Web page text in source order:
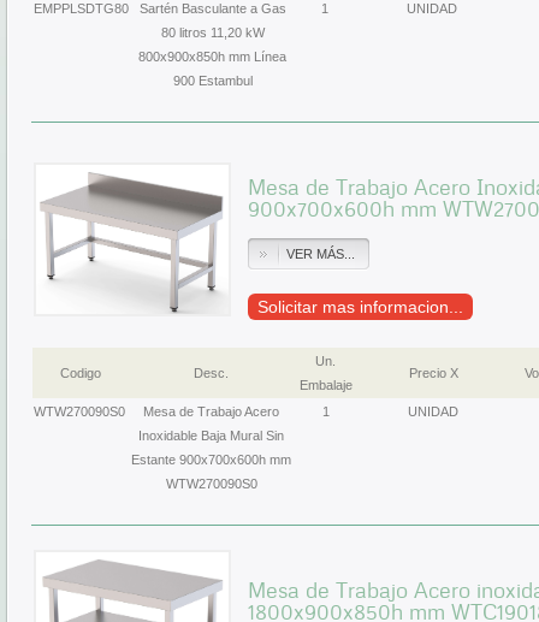
EMPPLSDTG80
Sartén Basculante a Gas
80 litros 11,20 kW
800x900x850h mm Línea
900 Estambul
1 UNIDAD
Mesa de Trabajo Acero
900x700x600h mm
VER MÁS...
Solicitar mas informacion...
Codigo Desc.
Un.
Embalaje
Precio X
WTW270090S0
Mesa de Trabajo Acero
Inoxidable Baja Mural Sin
Estante 900x700x600h mm
WTW270090S0
1 UNIDAD
Mesa de Trabajo Acero
1800x900x850h mm